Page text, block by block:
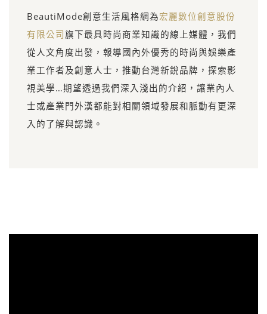
BeautiMode創意生活風格網為宏麗數位創意股份
有限公司旗下最具時尚商業知識的線上媒體，我們
從人文角度出發，報導國內外優秀的時尚與娛樂產
業工作者及創意人士，推動台灣新銳品牌，探索影
視美學…期望透過我們深入淺出的介紹，讓業內人
士或產業門外漢都能對相關領域發展和脈動有更深
入的了解與認識。